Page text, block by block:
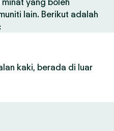
yang boleh
lain. Berikut adalah
kaki, berada di luar